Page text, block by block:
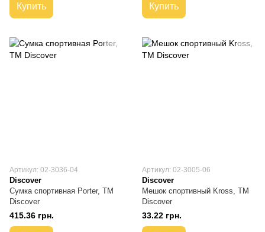
Купить Купить
Артикул: 02-3036-04
Discover
Сумка спортивная Porter, ТМ
Discover
415.36 грн.
Артикул: 02-3005-06
Discover
Мешок спортивный Kross, TM
Discover
33.22 грн.